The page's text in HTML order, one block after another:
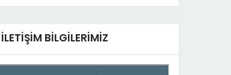
İLETİŞİM BİLGİLERİMİZ